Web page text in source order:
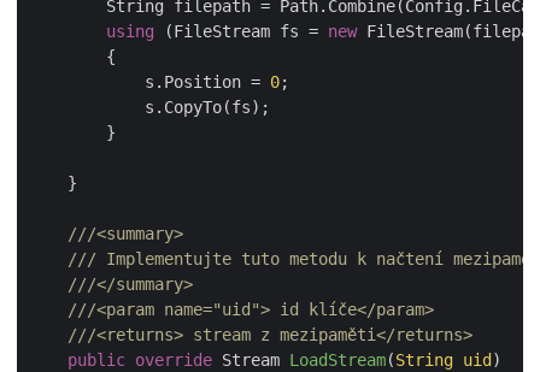
String filepath =
using (FileStream fs = new
        {
            s.Position =
0;
            s.CopyTo(fs);
        }
    }
///<summary>
/// Implementujte tuto metodu k načtení
///</summary>
///<param name="uid"> id klíče</param>
///<returns> stream z mezipaměti</returns>
public override Stream LoadStream(String uid )